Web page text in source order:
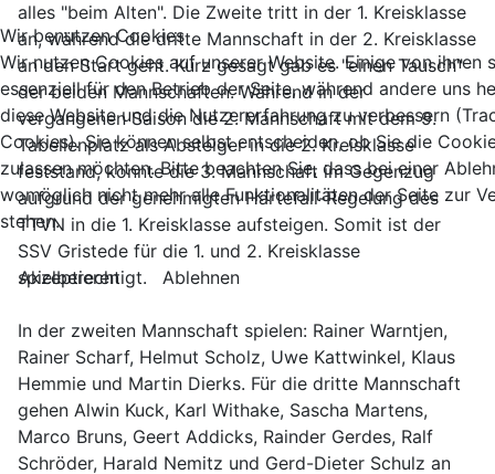
alles "beim Alten". Die Zweite tritt in der 1. Kreisklasse
an, während die dritte Mannschaft in der 2. Kreisklasse
an den Start geht. Kurz gesagt gab es "einen Tausch"
der beiden Mannschaften. Während in der
vergangenen Saison die 2. Mannschaft mit dem 9.
Tabellenplatz als Absteiger in die 2. Kreisklasse
feststand, konnte die 3. Mannschaft im Gegenzug
aufgrund der genehmigten Härtefall-Regelung des
TTVN in die 1. Kreisklasse aufsteigen. Somit ist der
SSV Gristede für die 1. und 2. Kreisklasse
spielberechtigt.
In der zweiten Mannschaft spielen: Rainer Warntjen,
Rainer Scharf, Helmut Scholz, Uwe Kattwinkel, Klaus
Hemmie und Martin Dierks. Für die dritte Mannschaft
gehen Alwin Kuck, Karl Withake, Sascha Martens,
Marco Bruns, Geert Addicks, Rainder Gerdes, Ralf
Schröder, Harald Nemitz und Gerd-Dieter Schulz an
Wir benutzen Cookies
Wir nutzen Cookies auf unserer Website. Einige von ihnen
essenziell für den Betrieb der Seite, während andere uns
diese Website und die Nutzererfahrung zu verbessern
Cookies). Sie können selbst entscheiden, ob Sie die
zulassen möchten. Bitte beachten Sie, dass bei einer
womöglich nicht mehr alle Funktionalitäten der Seite zur
stehen.
Akzeptieren Ablehnen